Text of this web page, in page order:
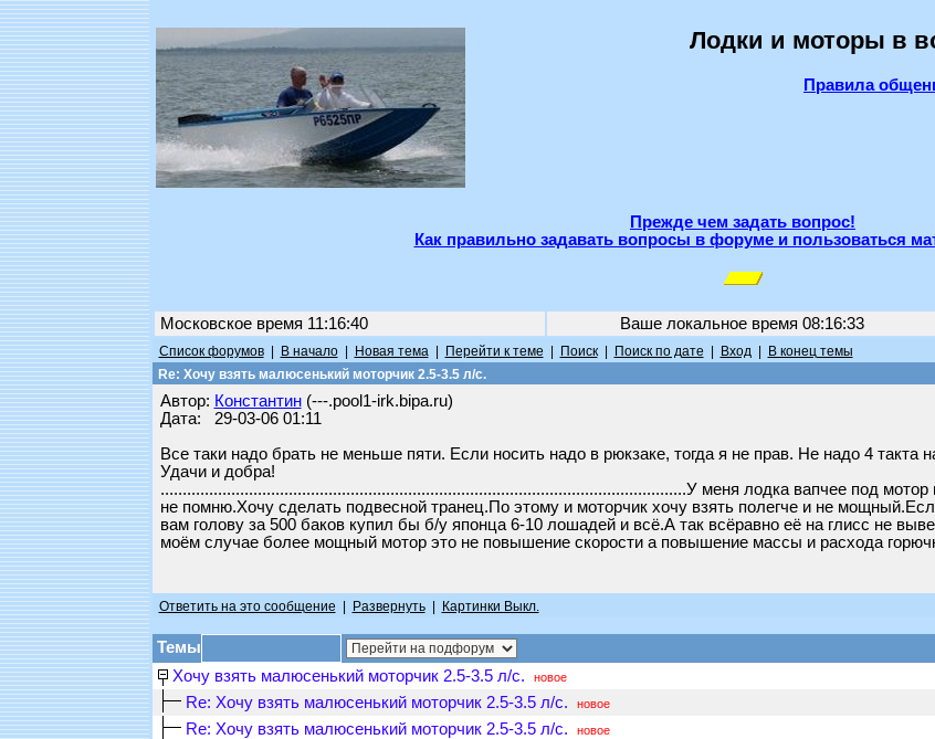
Лодки и моторы в
Правила
Прежде чем задать вопрос!
Как правильно задавать вопросы в форуме и пользоваться
Московское время 11:16:40 Ваше локальное время 08:16:33
Список форумов| В начало| Новая тема| Перейти к теме Поиск| Поиск по дате Вход| В конец темы
Re: Хочу взять малюсенький моторчик 2.5-3.5 л/с.
Автор: Константин(---.pool1-irk.bipa.ru)
Дата: 29-03-06 01:11
Все таки надо брать не меньше пяти. Если носить надо в рюкзаке, тогда я не прав. Не надо 4 такта
Удачи и добра!
.......................................................................................................................У меня лодка вапчее под
не помню.Хочу сделать подвесной транец.По этому и моторчик хочу взять полегче и не
вам голову за 500 баков купил бы б/у японца 6-10 лошадей и всё.А так всёравно её на глисс не
моём случае более мощный мотор это не повышение скорости а повышение массы и расхода
Ответить на это сообщение Развернуть| Картинки Выкл.
Темы
Хочу взять малюсенький моторчик 2.5-3.5 л/с.
новое
Re: Хочу взять малюсенький моторчик 2.5-3.5 л/с.
новое
Re: Хочу взять малюсенький моторчик 2.5-3.5 л/с.
новое